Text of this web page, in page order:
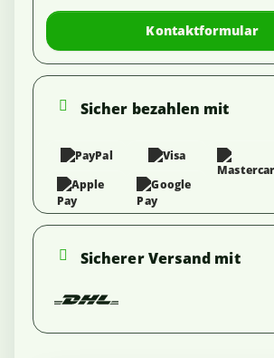
Kontaktformular
Sicher bezahlen mit
Sicherer Versand mit